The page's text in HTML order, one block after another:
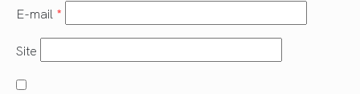
E-mail *
Site